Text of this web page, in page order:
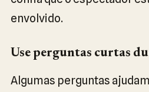
envolvido.
Use perguntas curtas
Algumas perguntas